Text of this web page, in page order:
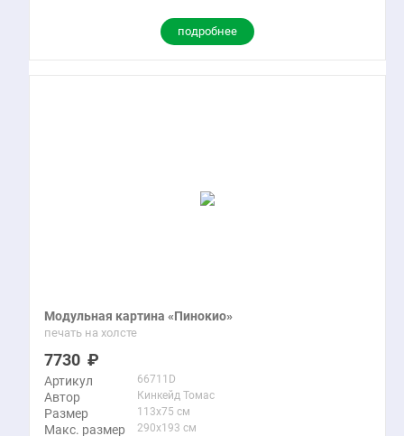
подробнее
Модульная картина «Пинокио»
печать на холсте
7730
Артикул 66711D
Автор Кинкейд Томас
Размер 113x75 см
Макс. размер 290x193 см